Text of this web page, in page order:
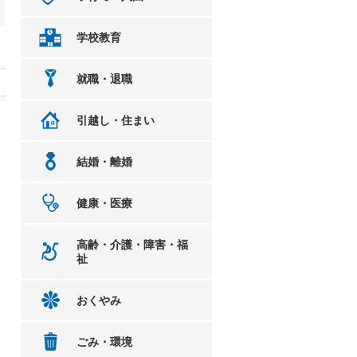
学校教育
就職・退職
引越し・住まい
結婚・離婚
健康・医療
高齢・介護・障害・福
祉
おくやみ
ごみ・環境